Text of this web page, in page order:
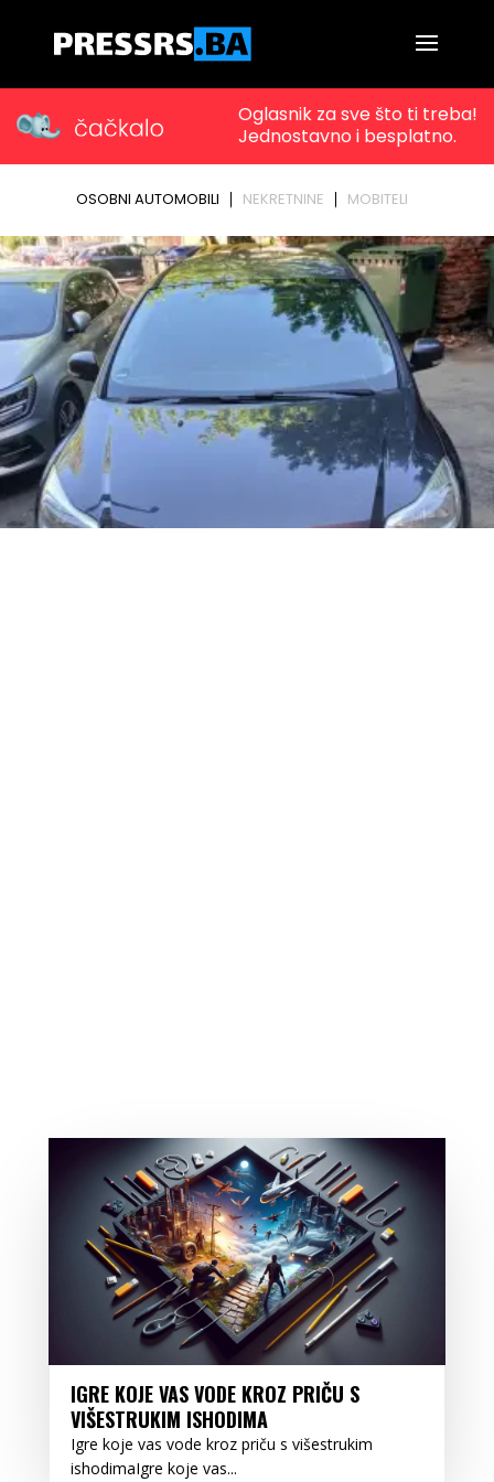
IGRE KOJE VAS VODE KROZ PRIČU S
VIŠESTRUKIM ISHODIMA
Igre koje vas vode kroz priču s višestrukim
ishodimaIgre koje vas...